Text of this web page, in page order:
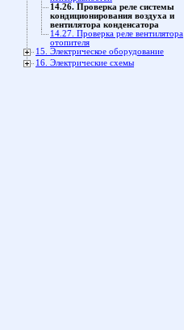
14.26. Проверка реле системы
кондиционирования воздуха и
вентилятора конденсатора
14.27. Проверка реле вентилятора
отопителя
15. Электрическое оборудование
16. Электрические схемы